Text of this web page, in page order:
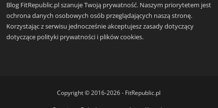
Blog FitRepublic.pl szanuje Twoją prywatność. Naszym priorytetem jest
ochrona danych osobowych osób przeglądających naszą stronę.
Korzystając z serwisu jednocześnie akceptujesz zasady dotyczący
dotyczące polityki prywatności i plików cookies.
Copyright © 2016-2026 - FitRepublic.pl